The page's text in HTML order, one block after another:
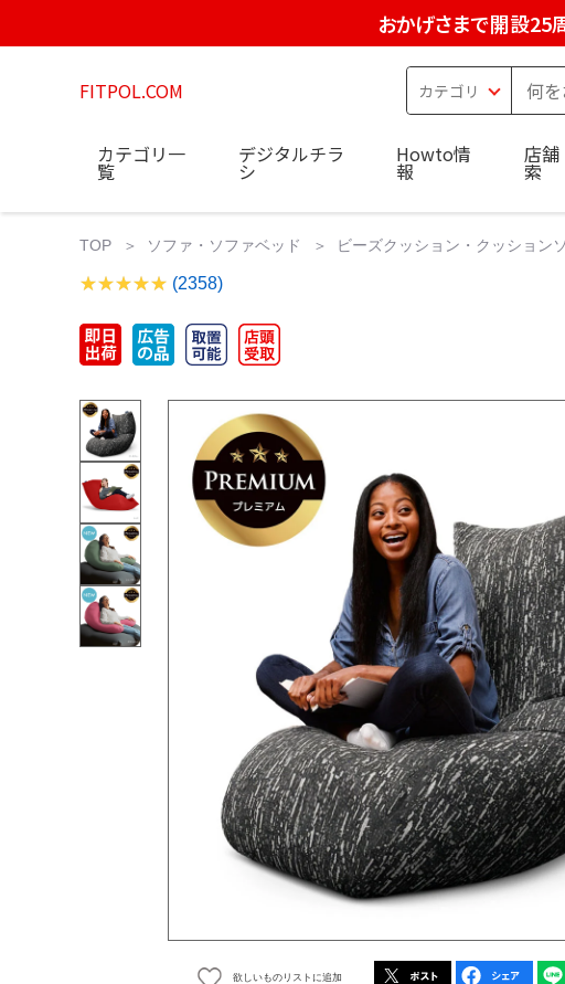
おかげさまで開設25
FITPOL.COM
カテゴリ一
覧
デジタルチラ
シ
Howto情
報
店
索
TOP ソファ・ソファベッド ビーズクッション・クッション
(2358)
欲しいものリストに追加